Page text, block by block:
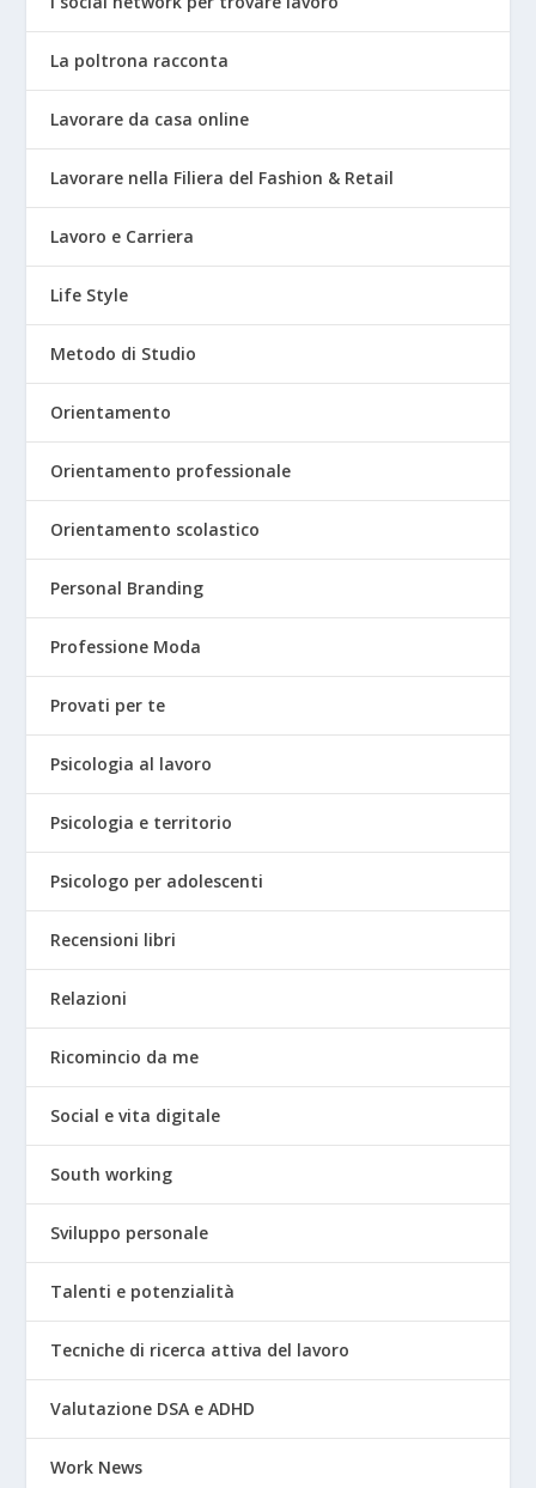
La poltrona racconta
Lavorare da casa online
Lavorare nella Filiera del Fashion & Retail
Lavoro e Carriera
Life Style
Metodo di Studio
Orientamento
Orientamento professionale
Orientamento scolastico
Personal Branding
Professione Moda
Provati per te
Psicologia al lavoro
Psicologia e territorio
Psicologo per adolescenti
Recensioni libri
Relazioni
Ricomincio da me
Social e vita digitale
South working
Sviluppo personale
Talenti e potenzialità
Tecniche di ricerca attiva del lavoro
Valutazione DSA e ADHD
Work News